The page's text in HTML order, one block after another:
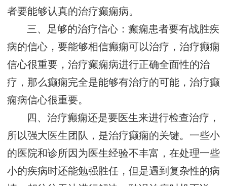
者要能够认真的治疗癫痫病。
三、足够的治疗信心：癫痫患者要有战胜疾
病的信心，要能够相信癫痫可以治疗，治疗癫痫
信心很重要，治疗癫痫病进行正确全面性的治
疗，那么癫痫完全是能够有治疗的可能，治疗癫
痫病信心很重要。
四、治疗癫痫还是要医生来进行检查治疗，
所以强大医生团队，是治疗癫痫的关键。一些小
的医院和诊所因为医生经验不丰富，在处理一些
小的疾病时还能勉强胜任，但是遇到复杂性的病